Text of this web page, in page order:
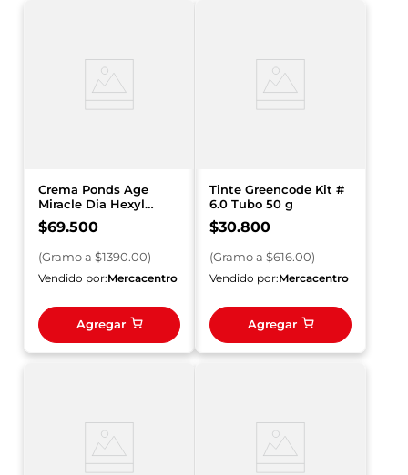
Crema Ponds Age
Miracle Dia Hexyl
Retinol x 50 g
$69.500
(Gramoa $1390.00)
Vendido por:Mercacentro
Agregar
Tinte Greencode Kit #
6.0 Tubo 50 g
$30.800
(Gramoa $616.00)
Vendido por:Mercacentro
Agregar